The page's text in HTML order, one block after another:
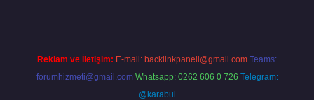
Reklam ve İletişim: E-mail: backlinkpaneli@gmail.com Teams:
forumhizmeti@gmail.com Whatsapp: 0262 606 0 726 Telegram:
@karabul